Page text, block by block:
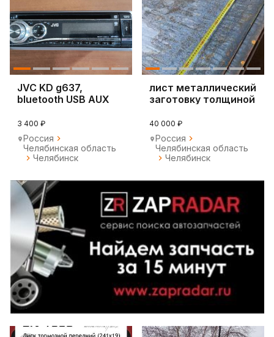
JVC KD g637,
bluetooth USB AUX
3 400 ₽
Россия
Челябинская область
Челябинск
лист металлический
заготовку толщиной
40 000 ₽
Россия
Челябинская область
Челябинск